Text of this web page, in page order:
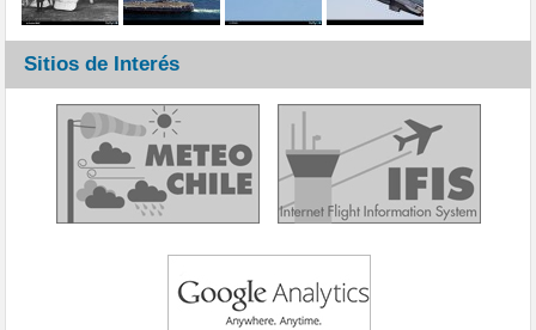
Sitios de Interés